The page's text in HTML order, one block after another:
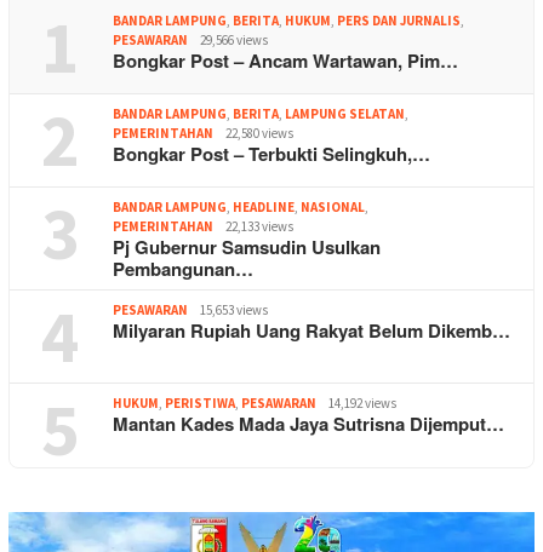
1 BANDAR LAMPUNG, BERITA, HUKUM, PERS DAN JURNALIS,
PESAWARAN
29,566 views
Bongkar Post – Ancam Wartawan, Pim…
2 BANDAR LAMPUNG, BERITA, LAMPUNG SELATAN,
PEMERINTAHAN
22,580 views
Bongkar Post – Terbukti Selingkuh,…
3 BANDAR LAMPUNG, HEADLINE, NASIONAL,
PEMERINTAHAN
22,133 views
Pj Gubernur Samsudin Usulkan
Pembangunan…
4 PESAWARAN 15,653 views
Milyaran Rupiah Uang Rakyat Belum Dikemb…
5 HUKUM, PERISTIWA, PESAWARAN 14,192 views
Mantan Kades Mada Jaya Sutrisna Dijemput…